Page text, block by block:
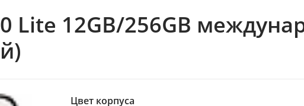
Lite 12GB/256GB
Цвет корпуса